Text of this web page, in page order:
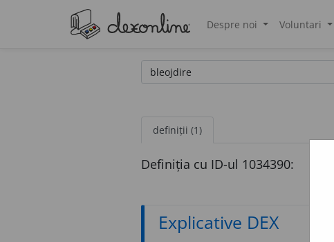
Despre noi Voluntari
definiții (1)
Definiția cu ID-ul 1034390:
Explicative DEX